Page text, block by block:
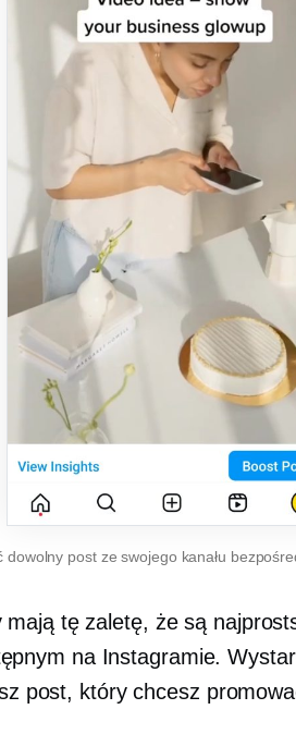
dowolny post ze swojego kanału
mają tę zaletę, że są
na Instagramie.
post, który chcesz